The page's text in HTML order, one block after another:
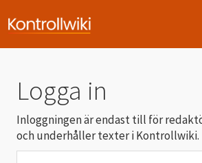
Logga in
Inloggningen är endast till för
och underhåller texter i Kontrollwiki.